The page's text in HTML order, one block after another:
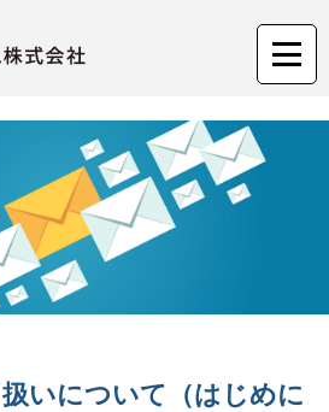
兼松ウェルネス株式会社
いについて（はじめに